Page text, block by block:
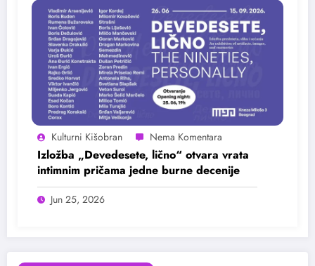
Kulturni Kišobran
Izložba „Devedesete, lično“ otvara vrata
intimnim pričama jedne burne decenije
Jun 25, 2026